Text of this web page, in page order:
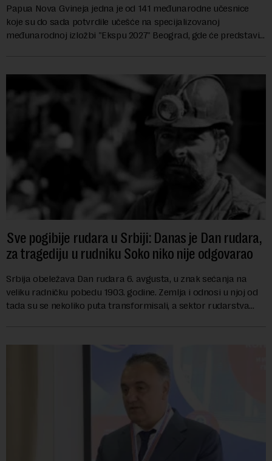
Papua Nova Gvineja jedna je od 141 međunarodne učesnice
koje su do sada potvrdile učešće na specijalizovanoj
međunarodnoj izložbi "Ekspu 2027" Beograd, gde će predstaviti
Sve pogibije rudara u Srbiji: Danas je Dan rudara,
za tragediju u rudniku Soko niko nije odgovarao
Srbija obeležava Dan rudara 6. avgusta, u znak sećanja na
veliku radničku pobedu 1903. godine. Zemlja i odnosi u njoj od
tada su se nekoliko puta transformisali, a sektor rudarstva